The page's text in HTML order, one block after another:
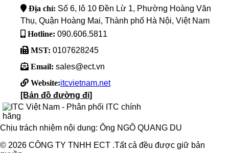
Địa chỉ: Số 6, lô 10 Đền Lừ 1, Phường Hoàng Văn
Thụ, Quận Hoàng Mai, Thành phố Hà Nội, Việt Nam
Hotline: 090.606.5811
MST: 0107628245
Email: sales@ect.vn
Website:itcvietnam.net
[Bản đồ đường đi]
Chịu trách nhiệm nội dung: Ông NGÔ QUANG DU
© 2026 CÔNG TY TNHH ECT .Tất cả đều được giữ bản